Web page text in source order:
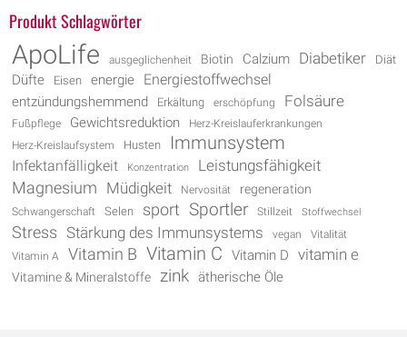
Produkt Schlagwörter
ApoLife ausgeglichenheit Biotin Calzium Diabetiker Diät
Düfte Eisen energie Energiestoffwechsel
entzündungshemmend Erkältung erschöpfung Folsäure
Fußpflege Gewichtsreduktion
Herz-Kreislauferkrankungen
Herz-Kreislaufsystem
Husten Immunsystem
Infektanfälligkeit Konzentration Leistungsfähigkeit
Magnesium Müdigkeit Nervosität regeneration
Schwangerschaft Selen sport Sportler Stillzeit Stoffwechsel
Stress Stärkung des Immunsystems vegan
Vitalität
Vitamin A
Vitamin B Vitamin C Vitamin D vitamin e
Vitamine & Mineralstoffe zink ätherische Öle